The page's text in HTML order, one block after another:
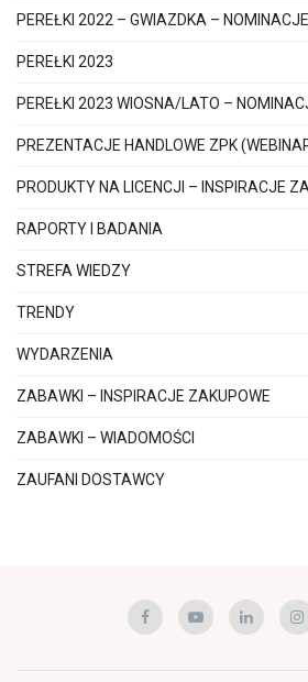
PEREŁKI 2022 – GWIAZDKA – NOMINACJE
PEREŁKI 2023
PEREŁKI 2023 WIOSNA/LATO –
PREZENTACJE HANDLOWE ZPK
PRODUKTY NA LICENCJI – INSPIRACJE
RAPORTY I BADANIA
STREFA WIEDZY
TRENDY
WYDARZENIA
ZABAWKI – INSPIRACJE ZAKUPOWE
ZABAWKI – WIADOMOŚCI
ZAUFANI DOSTAWCY